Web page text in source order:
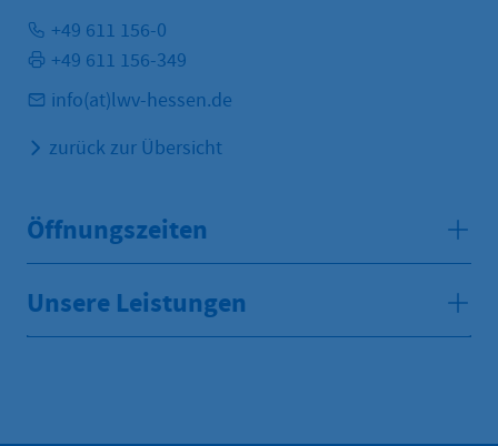
+49 611 156-0
+49 611 156-349
info(at)lwv-hessen.de
zurück zur Übersicht
Öffnungszeiten
Unsere Leistungen